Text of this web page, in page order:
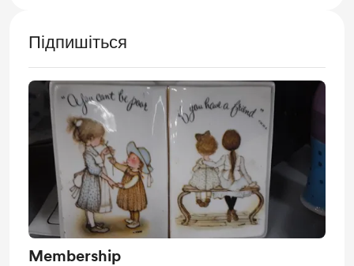
Підпишіться
Membership